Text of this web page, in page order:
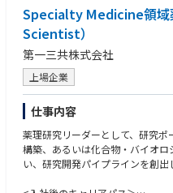
・監視ルールや運用プロセスの継
・必要に応じた外部ベンダー・
■IT全般統制・リスク管理の推進
・新規システムに対する統制活動
制活動整備）
・統制上の課題に対する改善計画
・統制活動を通じて開発・イン
・規程・ルールと実際の業務プロ
・統制活動の実施状況や改善状況
・経営層・関係部門へのリスクお
を広げていただく可能性があり
Tガバナンスを含む隣接領域に
ます。
■業務課題の把握・分析
・各部門へのヒアリング、既存資
ロセス、利用システム、部門間連
・属人化、重複作業、手作業、情
・経営レベルから現場レベルま
因の見極め
■業務改革・IT活用構想の策定
・あるべき業務プロセス、役割分
・業務プロセスの最適化（標準
進したご経験
・医療情報システムや、安定性・
たご経験
【求める人物像】
■現場に入り込み、本質的な課題
現場から寄せられた要望をそのま
務や背景を理解し、「なぜその
な状態を目指すべきか」を考えら
理想像や改革案を提示するだけで
Specialty Medicine領域
Scientist）
第一三共株式会社
上場企業
仕事内容
薬理研究リーダーとして、研究
構築、あるいは化合物・バイオ
い、研究開発パイプラインを創出